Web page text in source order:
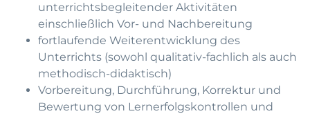
unterrichtsbegleitender Aktivitäten
einschließlich Vor- und Nachbereitung
fortlaufende Weiterentwicklung des
Unterrichts (sowohl qualitativ-fachlich als auch
methodisch-didaktisch)
Vorbereitung, Durchführung, Korrektur und
Bewertung von Lernerfolgskontrollen und